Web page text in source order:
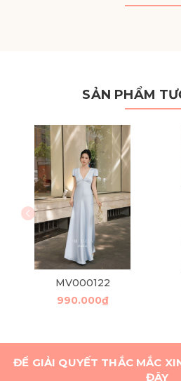
SẢN PHẨM
MV000122
990.000₫
ĐỂ GIẢI QUYẾT THẮC MẮC
ĐÂY